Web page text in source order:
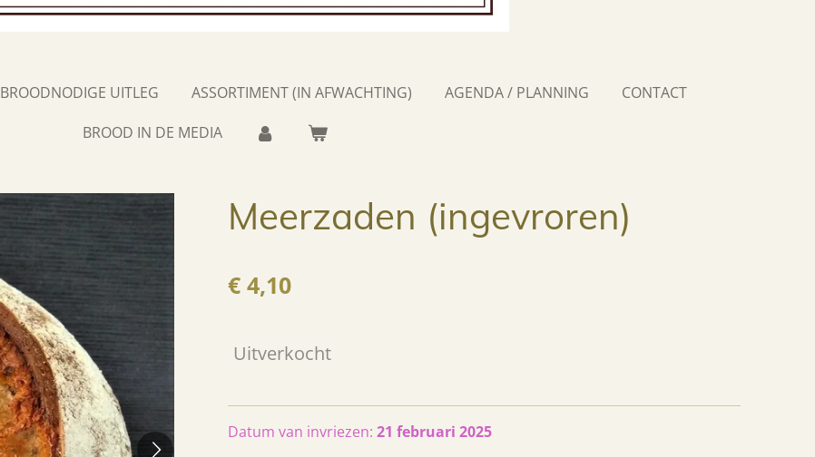
BROODNODIGE UITLEG ASSORTIMENT (IN AFWACHTING) AGENDA / PLANNING
CONTACT
BROOD IN DE MEDIA
Meerzaden (ingevroren)
€ 4,10
Uitverkocht
Datum van invriezen: 21 februari 2025